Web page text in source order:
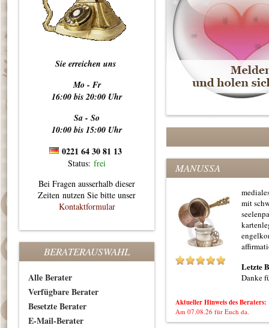
Sie erreichen uns
Mo - Fr
16:00 bis 20:00 Uhr
Sa - So
10:00 bis 15:00 Uhr
0221 64 30 81 13
Status: frei
Bei Fragen ausserhalb dieser
Zeiten nutzen Sie bitte unser
Kontaktformular
BERATERAUSWAHL
Alle Berater
Verfügbare Berater
Besetzte Berater
E-Mail-Berater
MANUSSA
mit
Letzte
Danke
Aktueller Hinweis des Beraters:
Am 07.08.26 für Euch da.